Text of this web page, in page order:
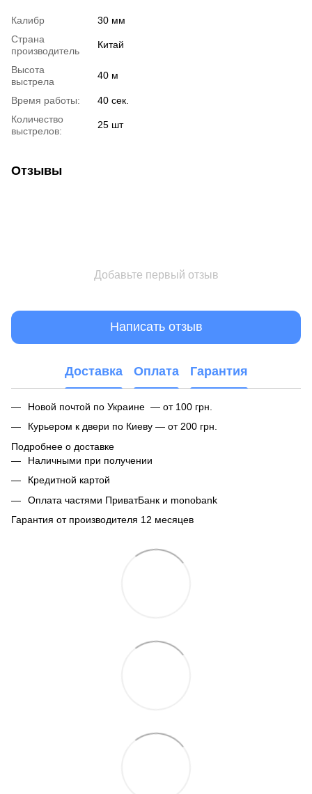
Калибр
30 мм
Страна
производитель
Китай
Высота
выстрела
40 м
Время работы:
40 сек.
Количество
выстрелов:
25 шт
Отзывы
Добавьте первый отзыв
Написать отзыв
Доставка Оплата Гарантия
Новой почтой по Украине — от 100 грн.
Курьером к двери по Киеву — от 200 грн.
Подробнее о доставке
Наличными при получении
Кредитной картой
Оплата частями ПриватБанк и monobank
Гарантия от производителя 12 месяцев